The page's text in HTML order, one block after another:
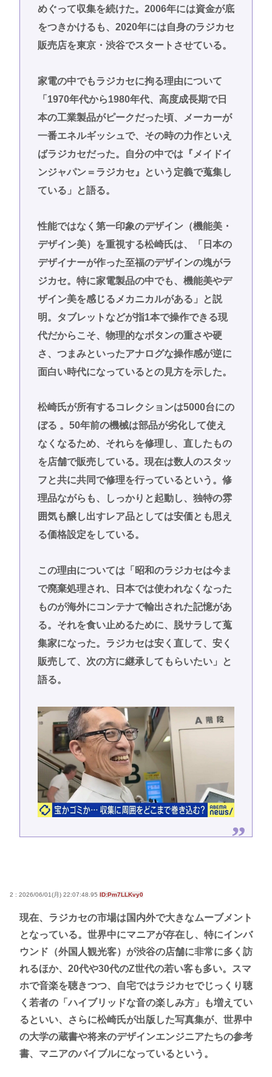
めぐって収集を続けた。2006年には資金が底
をつきかけるも、2020年には自身のラジカセ
販売店を東京・渋谷でスタートさせている。
家電の中でもラジカセに拘る理由について
「1970年代から1980年代、高度成長期で日
本の工業製品がピークだった頃、メーカーが
一番エネルギッシュで、その時の力作といえ
ばラジカセだった。自分の中では『メイドイ
ンジャパン＝ラジカセ』という定義で蒐集し
ている」と語る。
性能ではなく第一印象のデザイン（機能美・
デザイン美）を重視する松崎氏は、「日本の
デザイナーが作った至福のデザインの塊がラ
ジカセ。特に家電製品の中でも、機能美やデ
ザイン美を感じるメカニカルがある」と説
明。タブレットなどが指1本で操作できる現
代だからこそ、物理的なボタンの重さや硬
さ、つまみといったアナログな操作感が逆に
面白い時代になっているとの見方を示した。
松崎氏が所有するコレクションは5000台にの
ぼる 。50年前の機械は部品が劣化して使え
なくなるため、それらを修理し、直したもの
を店舗で販売している。現在は数人のスタッ
フと共に共同で修理を行っているという。修
理品ながらも、しっかりと起動し、独特の雰
囲気も醸し出すレア品としては安価とも思え
る価格設定をしている。
この理由については「昭和のラジカセは今ま
で廃棄処理され、日本では使われなくなった
ものが海外にコンテナで輸出された記憶があ
る。それを食い止めるために、脱サラして蒐
集家になった。ラジカセは安く直して、安く
販売して、次の方に継承してもらいたい」と
語る。
2 : 2026/06/01(月) 22:07:48.95 ID:Pm7LLKvy0
現在、ラジカセの市場は国内外で大きなムーブメント
となっている。世界中にマニアが存在し、特にインバ
ウンド（外国人観光客）が渋谷の店舗に非常に多く訪
れるほか、20代や30代のZ世代の若い客も多い。スマ
ホで音楽を聴きつつ、自宅ではラジカセでじっくり聴
く若者の「ハイブリッドな音の楽しみ方」も増えてい
るといい、さらに松崎氏が出版した写真集が、世界中
の大学の蔵書や将来のデザインエンジニアたちの参考
書、マニアのバイブルになっているという。